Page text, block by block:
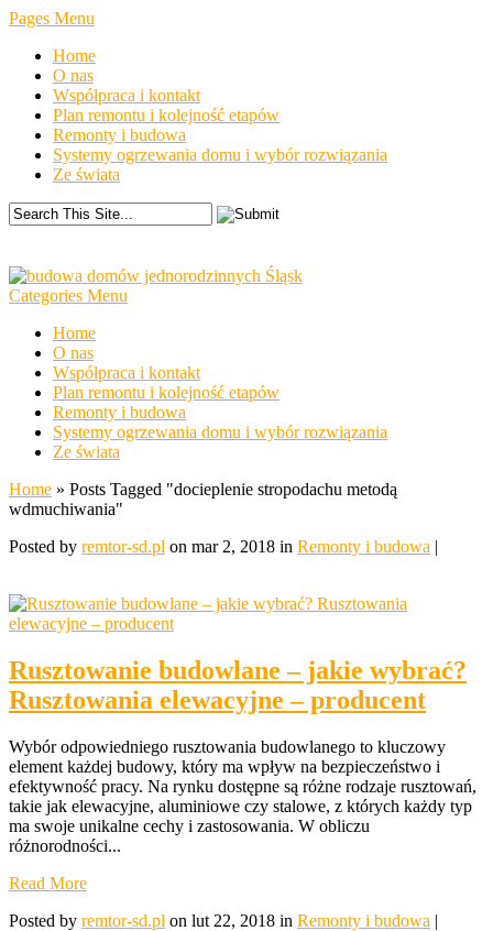
Pages Menu
Home
O nas
Współpraca i kontakt
Plan remontu i kolejność etapów
Remonty i budowa
Systemy ogrzewania domu i wybór rozwiązania
Ze świata
Categories Menu
Home
O nas
Współpraca i kontakt
Plan remontu i kolejność etapów
Remonty i budowa
Systemy ogrzewania domu i wybór rozwiązania
Ze świata
Home » Posts Tagged "docieplenie stropodachu metodą
wdmuchiwania"
Posted by remtor-sd.pl on mar 2, 2018 in Remonty i budowa |
Rusztowanie budowlane – jakie wybrać?
Rusztowania elewacyjne – producent
Wybór odpowiedniego rusztowania budowlanego to kluczowy
element każdej budowy, który ma wpływ na bezpieczeństwo i
efektywność pracy. Na rynku dostępne są różne rodzaje rusztowań,
takie jak elewacyjne, aluminiowe czy stalowe, z których każdy typ
ma swoje unikalne cechy i zastosowania. W obliczu
różnorodności...
Read More
Posted by remtor-sd.pl on lut 22, 2018 in Remonty i budowa |